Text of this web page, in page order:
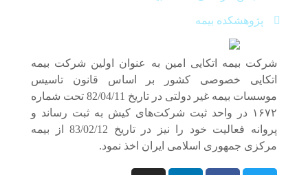
پژوهشکده بیمه
شرکت بیمه اتکایی امین به‌ عنوان اولین شرکت بیمه
اتکایی خصوصی کشور بر اساس قانون تاسیس
موسسات بیمه غیر دولتی در تاریخ 82/04/11 تحت شماره
۱۶۷۲ در واحد ثبت شرکت‌های کیش به ثبت رساند و
پروانه فعالیت خود را نیز در تاریخ 83/02/12 از بیمه
مرکزی جمهوری اسلامی ایران اخذ نمود.